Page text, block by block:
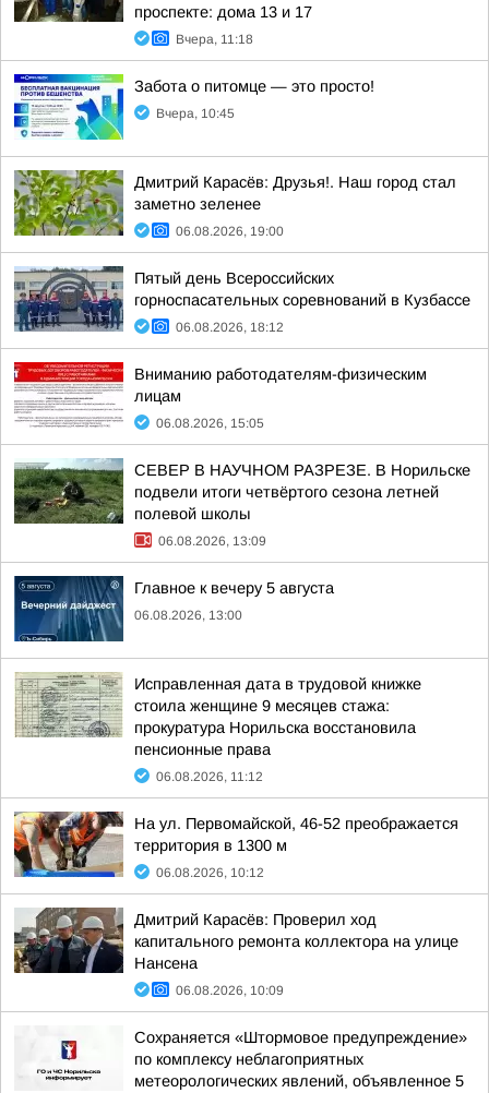
проспекте: дома 13 и 17
Вчера, 11:18
Забота о питомце — это просто!
Вчера, 10:45
Дмитрий Карасёв: Друзья!. Наш город стал
заметно зеленее
06.08.2026, 19:00
Пятый день Всероссийских
горноспасательных соревнований в Кузбассе
06.08.2026, 18:12
Вниманию работодателям-физическим
лицам
06.08.2026, 15:05
СЕВЕР В НАУЧНОМ РАЗРЕЗЕ. В Норильске
подвели итоги четвёртого сезона летней
полевой школы
06.08.2026, 13:09
Главное к вечеру 5 августа
06.08.2026, 13:00
Исправленная дата в трудовой книжке
стоила женщине 9 месяцев стажа:
прокуратура Норильска восстановила
пенсионные права
06.08.2026, 11:12
На ул. Первомайской, 46-52 преображается
территория в 1300 м
06.08.2026, 10:12
Дмитрий Карасёв: Проверил ход
капитального ремонта коллектора на улице
Нансена
06.08.2026, 10:09
Сохраняется «Штормовое предупреждение»
по комплексу неблагоприятных
метеорологических явлений, объявленное 5